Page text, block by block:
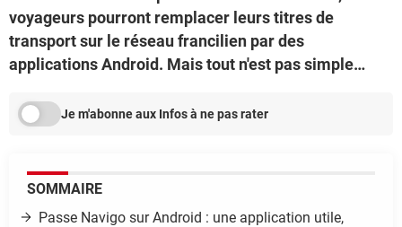
voyageurs pourront remplacer leurs titres de
transport sur le réseau francilien par des
applications Android. Mais tout n'est pas simple…
Je m'abonne aux Infos à ne pas rater
SOMMAIRE
Passe Navigo sur Android : une application utile,